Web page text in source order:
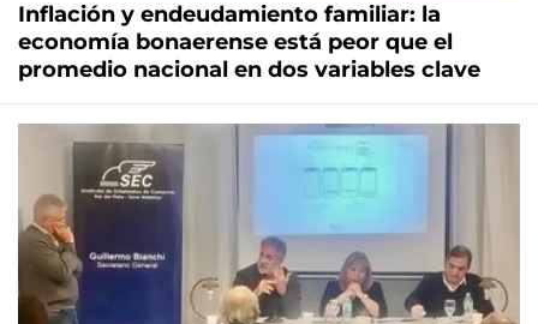
Inflación y endeudamiento familiar: la
economía bonaerense está peor que el
promedio nacional en dos variables clave